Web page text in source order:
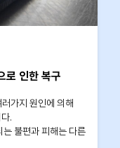
로 인한 복구
가지 원인에 의해
.
불편과 피해는 다른